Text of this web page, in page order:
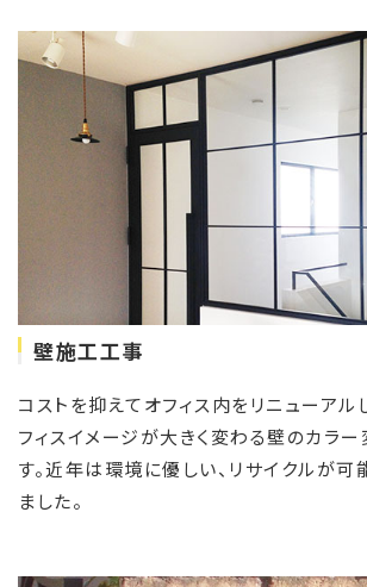
壁施工工事
コストを抑えてオフィス内をリニューアル
フィスイメージが大きく変わる壁のカラ
す。近年は環境に優しい、リサイクルが
ました。